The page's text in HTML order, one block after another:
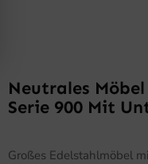
Neutrales
Serie 900 Mit
Großes Edelstahlmöbel